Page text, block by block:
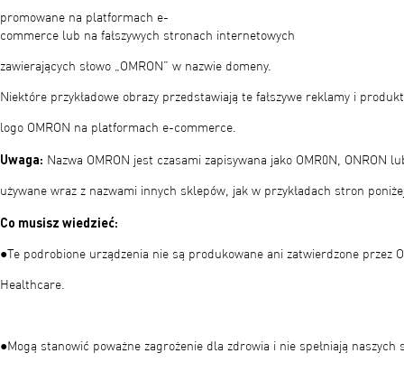
promowane na platformach e-
commerce lub na fałszywych stronach internetowych
zawierających słowo „OMRON” w nazwie domeny.
Niektóre przykładowe obrazy przedstawiają te fałszywe reklamy i
logo OMRON na platformach e-commerce.
Uwaga: Nazwa OMRON jest czasami zapisywana jako OMR0N, ONRON
używane wraz z nazwami innych sklepów, jak w przykładach stron
Co musisz wiedzieć:
●Te podrobione urządzenia nie są produkowane ani zatwierdzone przez
Healthcare.​
●Mogą stanowić poważne zagrożenie dla zdrowia i nie spełniają